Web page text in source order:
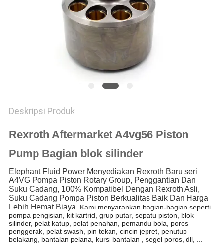
Deskripsi Produk
Rexroth Aftermarket A4vg56 Piston
Pump Bagian blok silinder
Elephant Fluid Power Menyediakan Rexroth Baru seri
A4VG Pompa Piston Rotary Group, Penggantian Dan
Suku Cadang, 100% Kompatibel Dengan Rexroth Asli,
Suku Cadang Pompa Piston Berkualitas Baik Dan Harga
Lebih Hemat Biaya..Kami menyarankan bagian-bagian seperti
pompa pengisian, kit kartrid, grup putar, sepatu piston, blok
silinder, pelat katup, pelat penahan, pemandu bola, poros
penggerak, pelat swash, pin tekan, cincin jepret, penutup
belakang, bantalan pelana, kursi bantalan , segel poros, dll, ...